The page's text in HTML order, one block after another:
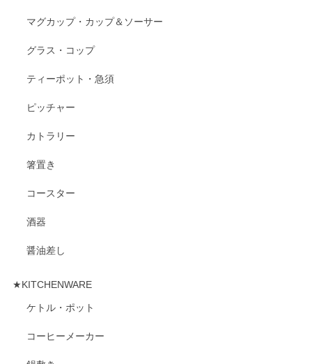
マグカップ・カップ＆ソーサー
グラス・コップ
ティーポット・急須
ピッチャー
カトラリー
箸置き
コースター
酒器
醤油差し
★KITCHENWARE
ケトル・ポット
コーヒーメーカー